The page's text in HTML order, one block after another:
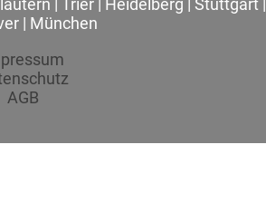
| Trier| Heidelberg | Stuttgart|
| München
AGB